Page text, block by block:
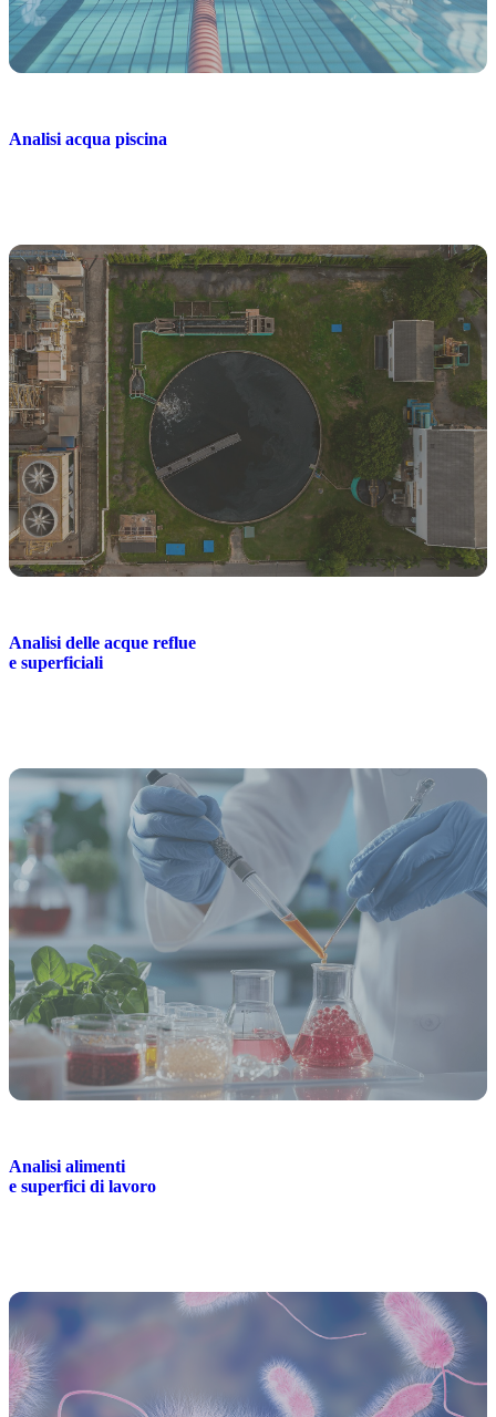
Analisi acqua piscina
Analisi delle acque reflue
e superficiali
Analisi alimenti
e superfici di lavoro